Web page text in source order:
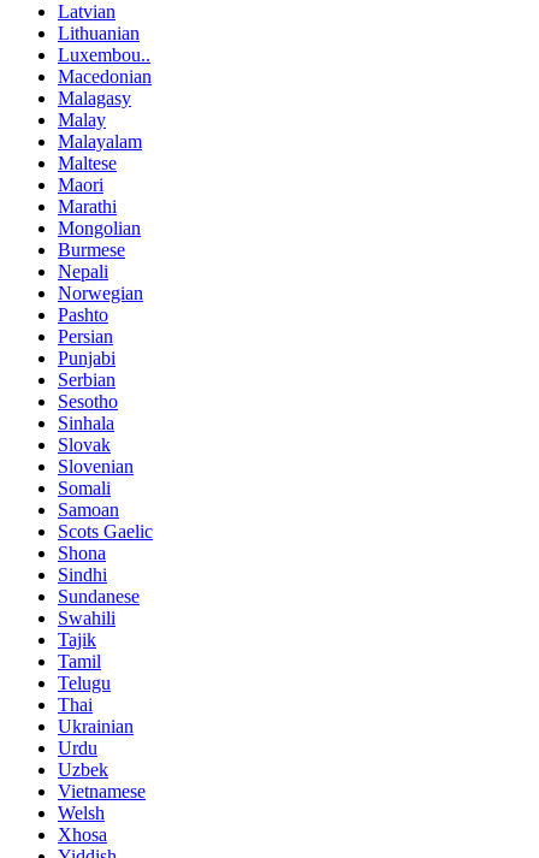
Latvian
Lithuanian
Luxembou..
Macedonian
Malagasy
Malay
Malayalam
Maltese
Maori
Marathi
Mongolian
Burmese
Nepali
Norwegian
Pashto
Persian
Punjabi
Serbian
Sesotho
Sinhala
Slovak
Slovenian
Somali
Samoan
Scots Gaelic
Shona
Sindhi
Sundanese
Swahili
Tajik
Tamil
Telugu
Thai
Ukrainian
Urdu
Uzbek
Vietnamese
Welsh
Xhosa